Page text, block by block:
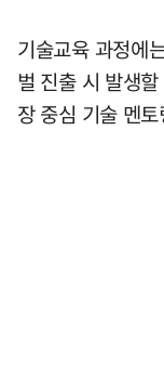
기술교육 과정에
벌 진출 시 발생
장 중심 기술 멘